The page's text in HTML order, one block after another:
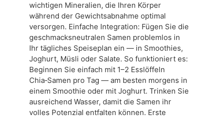
wichtigen Mineralien, die Ihren Körper
während der Gewichtsabnahme optimal
versorgen. Einfache Integration: Fügen Sie die
geschmacksneutralen Samen problemlos in
Ihr tägliches Speiseplan ein — in Smoothies,
Joghurt, Müsli oder Salate. So funktioniert es:
Beginnen Sie einfach mit 1–2 Esslöffeln
Chia‑Samen pro Tag — am besten morgens in
einem Smoothie oder mit Joghurt. Trinken Sie
ausreichend Wasser, damit die Samen ihr
volles Potenzial entfalten können. Erste